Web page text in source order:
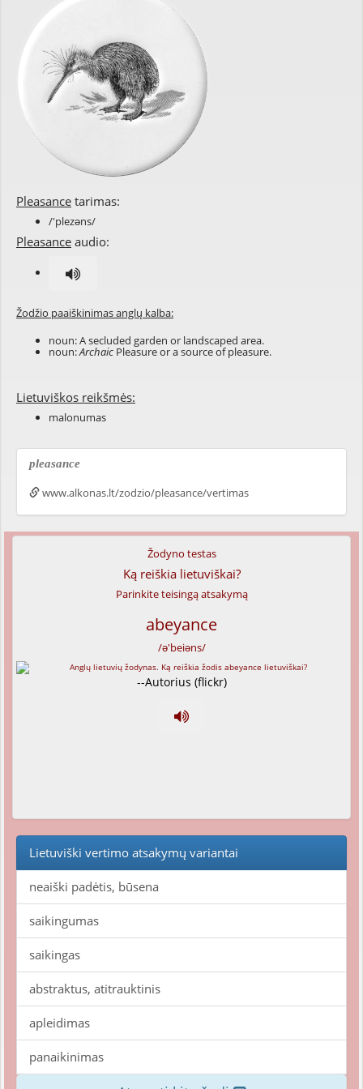
Pleasance tarimas:
/'plezəns/
Pleasance audio:
Žodžio paaiškinimas anglų kalba:
noun: A secluded garden or landscaped area.
noun:Archaic Pleasure or a source of pleasure.
Lietuviškos reikšmės:
malonumas
pleasance
www.alkonas.lt/zodzio/pleasance/vertimas
Žodyno testas
Ką reiškia lietuviškai?
Parinkite teisingą atsakymą
abeyance
/ə'beiəns/
--Autorius (flickr)
Lietuviški vertimo atsakymų variantai
neaiški padėtis, būsena
saikingumas
saikingas
abstraktus, atitrauktinis
apleidimas
panaikinimas